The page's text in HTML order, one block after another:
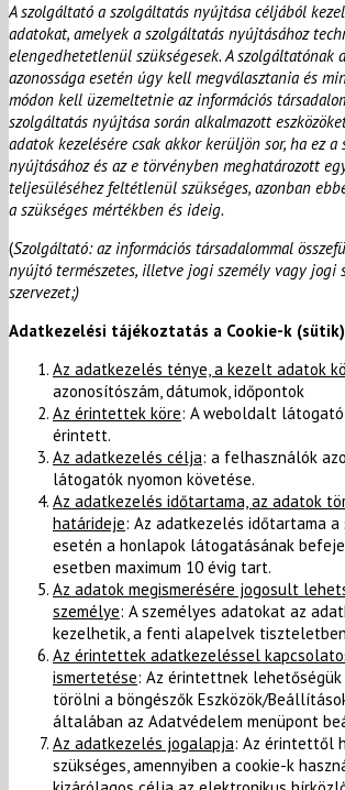
A szolgáltató a szolgáltatás nyújtása céljából
adatokat, amelyek a szolgáltatás nyújtásához
elengedhetetlenül szükségesek. A szolgáltatónak
azonossága esetén úgy kell megválasztania és
módon kell üzemeltetnie az információs
szolgáltatás nyújtása során alkalmazott
adatok kezelésére csak akkor kerüljön sor, ha ez a
nyújtásához és az e törvényben meghatározott
teljesüléséhez feltétlenül szükséges, azonban
a szükséges mértékben és ideig.
(Szolgáltató:az információs társadalommal
nyújtó természetes, illetve jogi személy vagy jogi
szervezet;)
Adatkezelési tájékoztatás a Cookie-k
Az adatkezelés ténye, a kezelt adatok
azonosítószám, dátumok, időpontok
Az érintettek köre: A weboldalt látogató
érintett.
Az adatkezelés célja: a felhasználók
látogatók nyomon követése.
Az adatkezelés időtartama, az adatok
határideje: Az adatkezelés időtartama a
esetén a honlapok látogatásának
esetben maximum 10 évig tart.
Az adatok megismerésére jogosult
személye: A személyes adatokat az
kezelhetik, a fenti alapelvek
Az érintettek adatkezeléssel
ismertetése: Az érintettnek
törölni a böngészők Eszközök/
általában az Adatvédelem menüpont
Az adatkezelés jogalapja: Az érintettől
szükséges, amennyiben a cookie-k